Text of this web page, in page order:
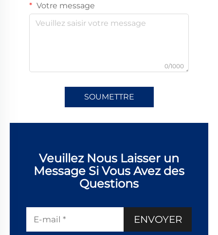
Votre message
0/1000
SOUMETTRE
Veuillez Nous Laisser un
Message Si Vous Avez des
Questions
ENVOYER